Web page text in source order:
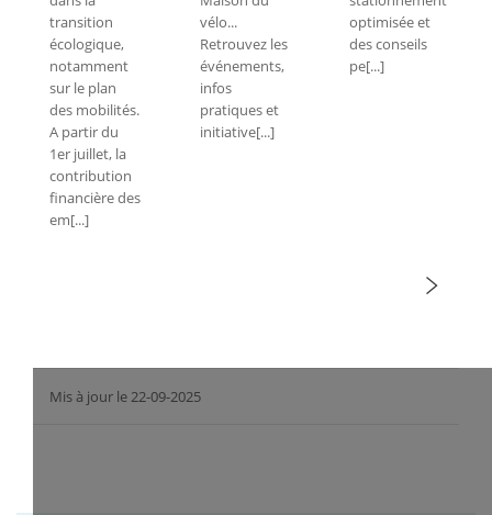
transition
écologique,
notamment
sur le plan
des mobilités.
A partir du
1er juillet, la
contribution
financière des
em[...]
vélo...
Retrouvez les
événements,
infos
pratiques et
initiative[...]
optimisée et
des conseils
pe[...]
Mis à jour le 22-09-2025